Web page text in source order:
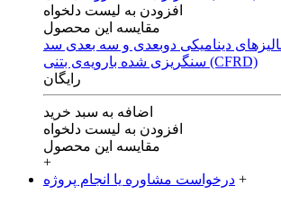
افزودن به لیست دلخواه
مقایسه این محصول
دینامیکی‌ دوبعدی‌ و‌ سه بعدی‌ سد
سنگریزی‌ شده با‌رویه‌ی‌ بتنی‌ (CFRD)
رایگان
اضافه به سبد خرید
افزودن به لیست دلخواه
مقایسه این محصول
+
درخواست مشاوره یا انجام پروژه +